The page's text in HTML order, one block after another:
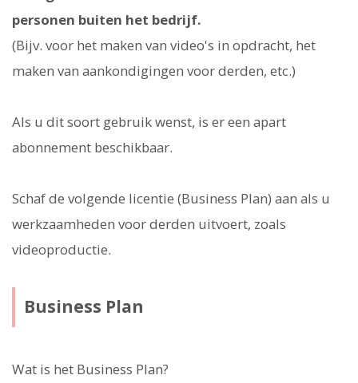
personen buiten het bedrijf.
(Bijv. voor het maken van video's in opdracht, het
maken van aankondigingen voor derden, etc.)
Als u dit soort gebruik wenst, is er een apart
abonnement beschikbaar.
Schaf de volgende licentie (Business Plan) aan als u
werkzaamheden voor derden uitvoert, zoals
videoproductie.
Business Plan
Wat is het Business Plan?